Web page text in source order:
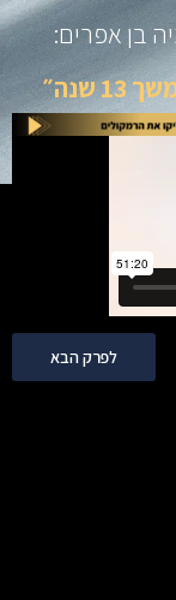
לפרק הבא